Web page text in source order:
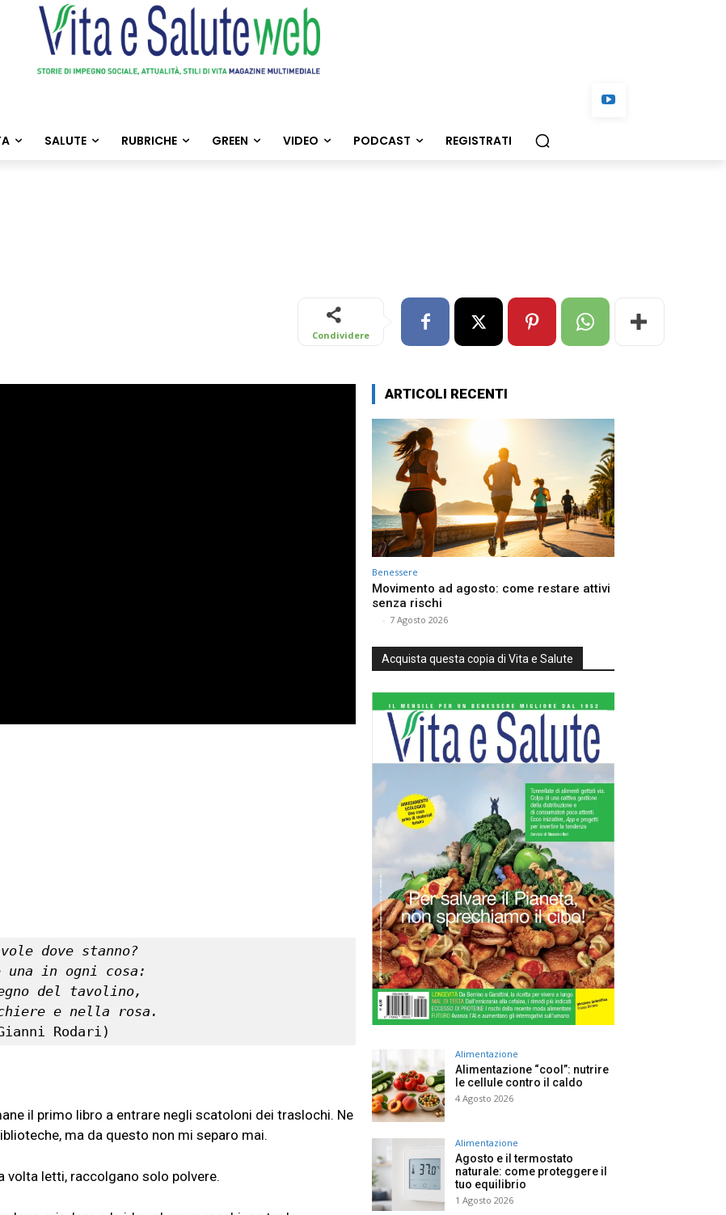
SALUTE RUBRICHE GREEN VIDEO PODCAST REGISTRATI
Condividere
dove stanno?
una in ogni cosa:
del tavolino,
e nella rosa.
Rodari)
il primo libro a entrare negli scatoloni dei traslochi. Ne
ma da questo non mi separo mai.
volta letti, raccolgano solo polvere.
ARTICOLI RECENTI
Benessere
Movimento ad agosto: come restare attivi
senza rischi
- 7 Agosto 2026
Acquista questa copia di Vita e Salute
Alimentazione
Alimentazione “cool”: nutrire
le cellule contro il caldo
4 Agosto 2026
Alimentazione
Agosto e il termostato
naturale: come proteggere il
tuo equilibrio
1 Agosto 2026